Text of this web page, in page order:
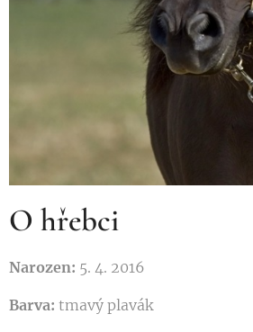
O hřebci
Narozen: 5. 4. 2016
Barva: tmavý plavák